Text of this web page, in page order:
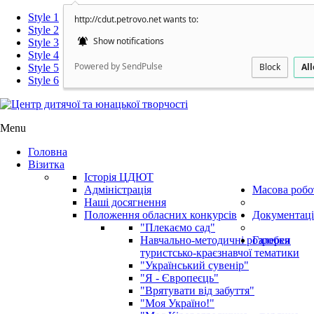
http://cdut.petrovo.net wants to:
Show notifications
Powered by SendPulse Block
Style 1
Style 2
Style 3
Style 4
Style 5
Style 6
Menu
Головна
Візитка
Історія ЦДЮТ
Адміністрація
Наші досягнення
Масова
Положення обласних конкурсів
"Плекаємо сад"
Навчально-методичні розробки
туристсько-краєзнавчої тематики
"Український сувенір"
"Я - Європеєць"
"Врятувати від забуття"
"Моя Україно!"
Галерея